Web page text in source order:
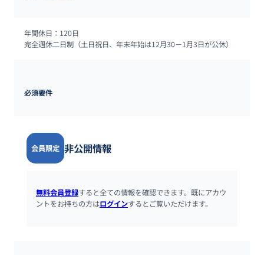
年間休日：120日
完全週休二日制（土日祝日、年末年始は12月30－1月3日が公休）
必須要件
会員限定 非公開情報
無料会員登録すると全ての情報を確認できます。既にアカウ
ントをお持ちの方はログインするとご覧いただけます。